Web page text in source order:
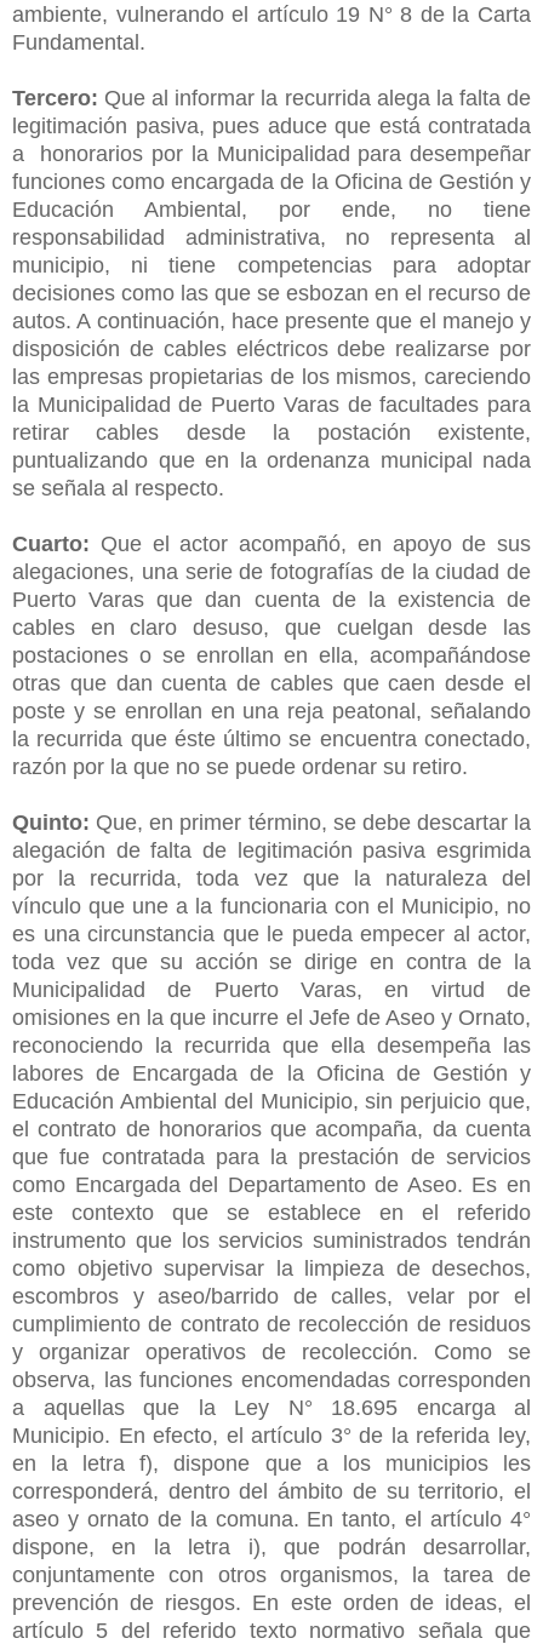
ambiente, vulnerando el artículo 19 N° 8 de la Carta
Fundamental.
Tercero: Que al informar la recurrida alega la falta de
legitimación pasiva, pues aduce que está contratada
a honorarios por la Municipalidad para desempeñar
funciones como encargada de la Oficina de Gestión y
Educación Ambiental, por ende, no tiene
responsabilidad administrativa, no representa al
municipio, ni tiene competencias para adoptar
decisiones como las que se esbozan en el recurso de
autos. A continuación, hace presente que el manejo y
disposición de cables eléctricos debe realizarse por
las empresas propietarias de los mismos, careciendo
la Municipalidad de Puerto Varas de facultades para
retirar cables desde la postación existente,
puntualizando que en la ordenanza municipal nada
se señala al respecto.
Cuarto: Que el actor acompañó, en apoyo de sus
alegaciones, una serie de fotografías de la ciudad de
Puerto Varas que dan cuenta de la existencia de
cables en claro desuso, que cuelgan desde las
postaciones o se enrollan en ella, acompañándose
otras que dan cuenta de cables que caen desde el
poste y se enrollan en una reja peatonal, señalando
la recurrida que éste último se encuentra conectado,
razón por la que no se puede ordenar su retiro.
Quinto: Que, en primer término, se debe descartar la
alegación de falta de legitimación pasiva esgrimida
por la recurrida, toda vez que la naturaleza del
vínculo que une a la funcionaria con el Municipio, no
es una circunstancia que le pueda empecer al actor,
toda vez que su acción se dirige en contra de la
Municipalidad de Puerto Varas, en virtud de
omisiones en la que incurre el Jefe de Aseo y Ornato,
reconociendo la recurrida que ella desempeña las
labores de Encargada de la Oficina de Gestión y
Educación Ambiental del Municipio, sin perjuicio que,
el contrato de honorarios que acompaña, da cuenta
que fue contratada para la prestación de servicios
como Encargada del Departamento de Aseo. Es en
este contexto que se establece en el referido
instrumento que los servicios suministrados tendrán
como objetivo supervisar la limpieza de desechos,
escombros y aseo/barrido de calles, velar por el
cumplimiento de contrato de recolección de residuos
y organizar operativos de recolección. Como se
observa, las funciones encomendadas corresponden
a aquellas que la Ley N° 18.695 encarga al
Municipio. En efecto, el artículo 3° de la referida ley,
en la letra f), dispone que a los municipios les
corresponderá, dentro del ámbito de su territorio, el
aseo y ornato de la comuna. En tanto, el artículo 4°
dispone, en la letra i), que podrán desarrollar,
conjuntamente con otros organismos, la tarea de
prevención de riesgos. En este orden de ideas, el
artículo 5 del referido texto normativo señala que